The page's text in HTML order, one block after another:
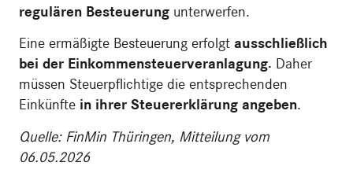
regulären Besteuerung unterwerfen.
Eine ermäßigte Besteuerung erfolgt ausschließlich
bei der Einkommensteuerveranlagung. Daher
müssen Steuerpflichtige die entsprechenden
Einkünfte in ihrer Steuererklärung angeben.
Quelle: FinMin Thüringen, Mitteilung vom
06.05.2026